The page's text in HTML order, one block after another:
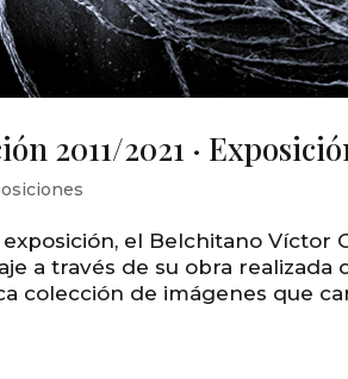
2011/2021 ·
el Belchitano Víctor
a través de su obra realizada
colección de imágenes que